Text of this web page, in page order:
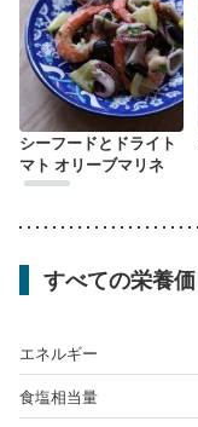
シーフードとドライト
マト オリーブマリネ
すべての栄養価
エネルギー
食塩相当量